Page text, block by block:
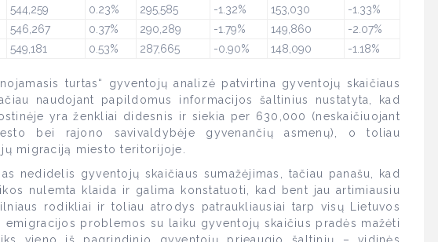
544,259 0.23% 295,585 -1.32% 153,030
-1.33%
546,267 0.37% 290,289 -1.79% 149,860
-2.07%
549,181 0.53% 287,665 -0.90% 148,090 -1.18%
turtas“ gyventojų analizė patvirtina gyventojų skaičiaus
naudojant papildomus informacijos šaltinius nustatyta, kad
yra ženkliai didesnis ir siekia per 630,000 (neskaičiuojant
bei rajono savivaldybėje gyvenančių asmenų), o toliau
migraciją miesto teritorijoje.
nedidelis gyventojų skaičiaus sumažėjimas, tačiau panašu, kad
nulemta klaida ir galima konstatuoti, kad bent jau artimiausiu
rodikliai ir toliau atrodys patraukliausiai tarp visų Lietuvos
emigracijos problemos su laiku gyventojų skaičius pradės mažėti